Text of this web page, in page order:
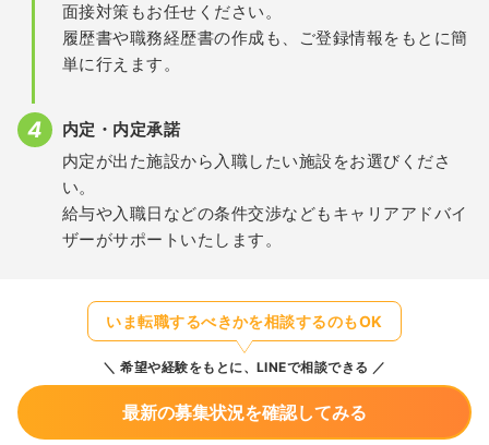
面接対策もお任せください。
履歴書や職務経歴書の作成も、ご登録情報をもとに簡
単に行えます。
内定・内定承諾
内定が出た施設から入職したい施設をお選びくださ
い。
給与や入職日などの条件交渉などもキャリアアドバイ
ザーがサポートいたします。
いま転職するべきかを相談するのもOK
希望や経験をもとに、LINEで相談できる
最新の募集状況を確認してみる